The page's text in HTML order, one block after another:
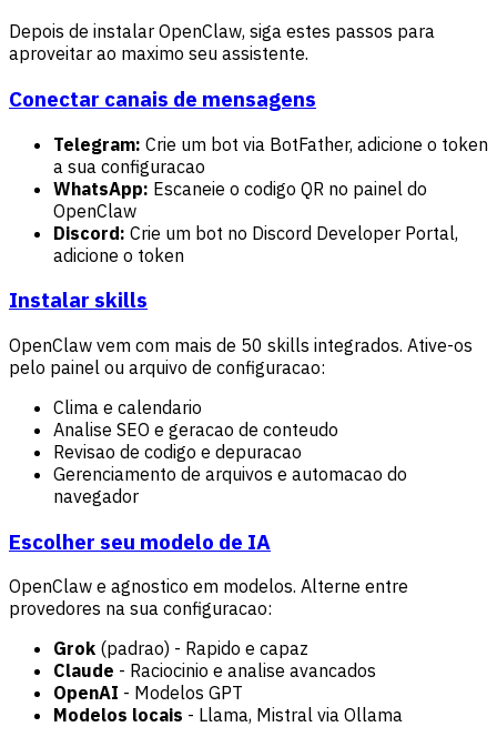
Depois de instalar OpenClaw, siga estes passos para
aproveitar ao maximo seu assistente.
Conectar canais de mensagens
Telegram: Crie um bot via BotFather, adicione o token
a sua configuracao
WhatsApp: Escaneie o codigo QR no painel do
OpenClaw
Discord: Crie um bot no Discord Developer Portal,
adicione o token
Instalar skills
OpenClaw vem com mais de 50 skills integrados. Ative-os
pelo painel ou arquivo de configuracao:
Clima e calendario
Analise SEO e geracao de conteudo
Revisao de codigo e depuracao
Gerenciamento de arquivos e automacao do
navegador
Escolher seu modelo de IA
OpenClaw e agnostico em modelos. Alterne entre
provedores na sua configuracao:
Grok (padrao) - Rapido e capaz
Claude - Raciocinio e analise avancados
OpenAI - Modelos GPT
Modelos locais - Llama, Mistral via Ollama